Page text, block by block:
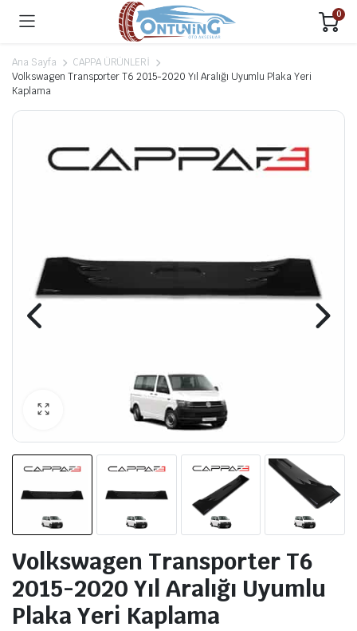
0
Ana Sayfa
CAPPA ÜRÜNLERİ
Volkswagen Transporter T6 2015-2020 Yıl Aralığı Uyumlu Plaka Yeri
Kaplama
Volkswagen Transporter T6
2015-2020 Yıl Aralığı Uyumlu
Plaka Yeri Kaplama